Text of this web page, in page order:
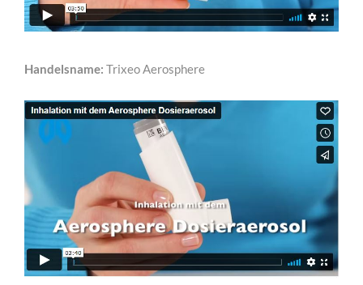
Handelsname: Trixeo Aerosphere